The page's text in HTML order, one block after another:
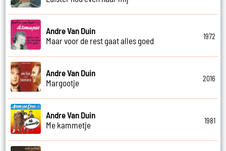
Andre Van Duin
Maar voor de rest gaat alles goed
1972
Andre Van Duin
Margootje
2016
Andre Van Duin
Me kammetje
1981